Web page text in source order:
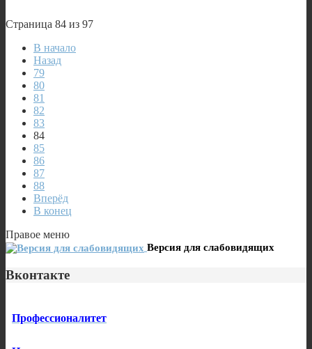
Страница 84 из 97
В начало
Назад
79
80
81
82
83
84
85
86
87
88
Вперёд
В конец
Правое меню
Версия для слабовидящих
Вконтакте
Профессионалитет